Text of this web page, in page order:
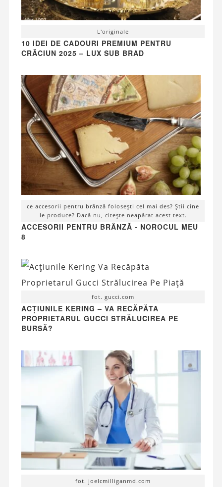
L'originale
10 IDEI DE CADOURI PREMIUM PENTRU
CRĂCIUN 2025 – LUX SUB BRAD
ce accesorii pentru brânză folosești cel mai des? Știi cine
le produce? Dacă nu, citește neapărat acest text.
ACCESORII PENTRU BRÂNZĂ - NOROCUL MEU
8
fot. gucci.com
ACȚIUNILE KERING – VA RECĂPĂTA
PROPRIETARUL GUCCI STRĂLUCIREA PE
BURSĂ?
fot. joelcmilliganmd.com